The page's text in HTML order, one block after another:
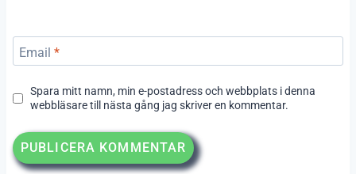
Email *
Spara mitt namn, min e-postadress och webbplats i denna
webbläsare till nästa gång jag skriver en kommentar.